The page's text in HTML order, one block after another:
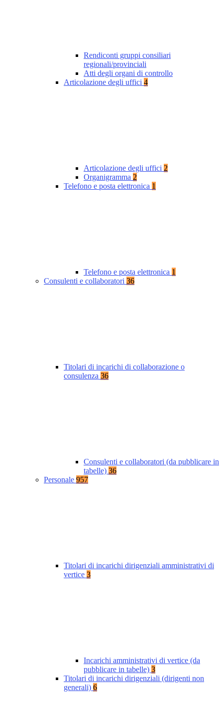
Rendiconti gruppi consiliari
regionali/provinciali
Atti degli organi di controllo
Articolazione degli uffici 4
Articolazione degli uffici 2
Organigramma 2
Telefono e posta elettronica 1
Telefono e posta elettronica 1
Consulenti e collaboratori 36
Titolari di incarichi di collaborazione o
consulenza 36
Consulenti e collaboratori (da pubblicare in
tabelle) 36
Personale 957
Titolari di incarichi dirigenziali amministrativi di
vertice 3
Incarichi amministrativi di vertice (da
pubblicare in tabelle) 3
Titolari di incarichi dirigenziali (dirigenti non
generali) 6